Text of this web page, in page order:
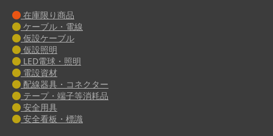
在庫限り商品
ケーブル・電線
仮設ケーブル
仮設照明
LED電球・照明
電設資材
配線器具・コネクター
テープ・端子等消耗品
安全用具
安全看板・標識